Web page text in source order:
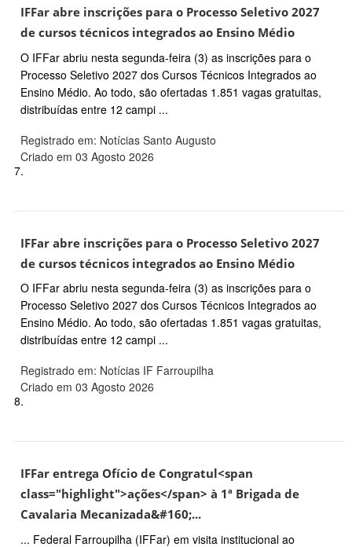
IFFar abre inscrições para o Processo Seletivo 2027
de cursos técnicos integrados ao Ensino Médio
O IFFar abriu nesta segunda-feira (3) as inscrições para o
Processo Seletivo 2027 dos Cursos Técnicos Integrados ao
Ensino Médio. Ao todo, são ofertadas 1.851 vagas gratuitas,
distribuídas entre 12 campi ...
Registrado em: Notícias Santo Augusto
Criado em 03 Agosto 2026
7.
IFFar abre inscrições para o Processo Seletivo 2027
de cursos técnicos integrados ao Ensino Médio
O IFFar abriu nesta segunda-feira (3) as inscrições para o
Processo Seletivo 2027 dos Cursos Técnicos Integrados ao
Ensino Médio. Ao todo, são ofertadas 1.851 vagas gratuitas,
distribuídas entre 12 campi ...
Registrado em: Notícias IF Farroupilha
Criado em 03 Agosto 2026
8.
IFFar entrega Ofício de Congratul<span
class="highlight">ações</span> à 1ª Brigada de
Cavalaria Mecanizada&#160;...
... Federal Farroupilha (IFFar) em visita institucional ao